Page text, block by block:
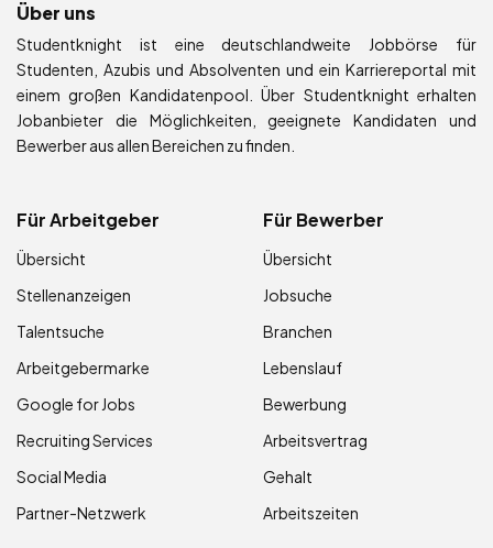
Über uns
Studentknight ist eine deutschlandweite Jobbörse für
Studenten, Azubis und Absolventen und ein Karriereportal mit
einem großen Kandidatenpool. Über Studentknight erhalten
Jobanbieter die Möglichkeiten, geeignete Kandidaten und
Bewerber aus allen Bereichen zu finden.
Für Arbeitgeber
Übersicht
Stellenanzeigen
Talentsuche
Arbeitgebermarke
Google for Jobs
Recruiting Services
Social Media
Partner-Netzwerk
Für Bewerber
Übersicht
Jobsuche
Branchen
Lebenslauf
Bewerbung
Arbeitsvertrag
Gehalt
Arbeitszeiten